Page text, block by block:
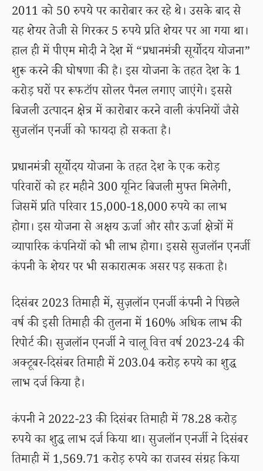
2011 को 50 रुपये पर कारोबार कर रहे थे। उसके बाद से
यह शेयर तेजी से गिरकर 5 रुपये प्रति शेयर पर आ गया था।
हाल ही में पीएम मोदी ने देश में “प्रधानमंत्री सूर्योदय योजना”
शुरू करने की घोषणा की है। इस योजना के तहत देश के 1
करोड़ घरों पर रूफटॉप सोलर पैनल लगाए जाएंगे। इससे
बिजली उत्पादन क्षेत्र में कारोबार करने वाली कंपनियों जैसे
सुजलॉन एनर्जी को फायदा हो सकता है।
प्रधानमंत्री सूर्योदय योजना के तहत देश के एक करोड़
परिवारों को हर महीने 300 यूनिट बिजली मुफ्त मिलेगी,
जिसमें प्रति परिवार 15,000-18,000 रुपये का लाभ
होगा। इस योजना से अक्षय ऊर्जा और सौर ऊर्जा क्षेत्रों में
व्यापारिक कंपनियों को भी लाभ होगा। इससे सुजलॉन एनर्जी
कंपनी के शेयर पर भी सकारात्मक असर पड़ सकता है।
दिसंबर 2023 तिमाही में, सुज़लॉन एनर्जी कंपनी ने पिछले
वर्ष की इसी तिमाही की तुलना में 160% अधिक लाभ की
रिपोर्ट की। सुजलॉन एनर्जी ने चालू वित्त वर्ष 2023-24 की
अक्टूबर-दिसंबर तिमाही में 203.04 करोड़ रुपये का शुद्ध
लाभ दर्ज किया है।
कंपनी ने 2022-23 की दिसंबर तिमाही में 78.28 करोड़
रुपये का शुद्ध लाभ दर्ज किया था। सुजलॉन एनर्जी ने दिसंबर
तिमाही में 1,569.71 करोड़ रुपये का राजस्व संग्रह किया